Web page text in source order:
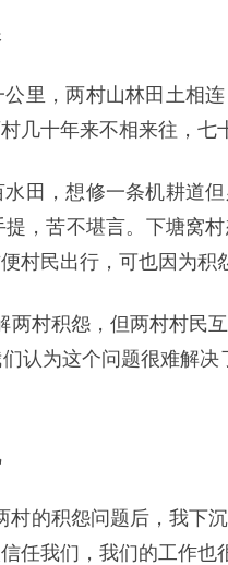
里，两村山林田土相
几十年来不相来往，七
田，想修一条机耕道
，苦不堪言。下塘窝
村民出行，可也因为积
两村积怨，但两村村民
认为这个问题很难解
村的积怨问题后，我下
任我们，我们的工作也